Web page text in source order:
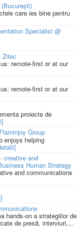
care ies bine pentru
Specialist @
Zitec
remote-first or at our
remote-first or at our
proiecte de
Group
enjoys helping
creative and
Human Strategy
and communications
hands-on a strategiilor de
de presă, interviuri,...